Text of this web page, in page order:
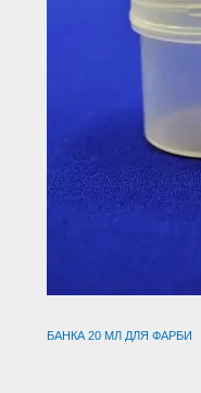
БАНКА 20 МЛ ДЛЯ ФАРБИ